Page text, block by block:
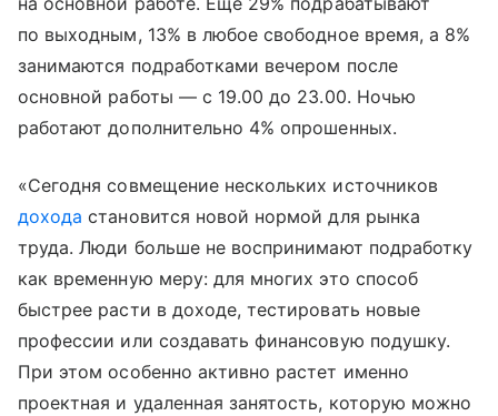
по выходным, 13% в любое свободное время, а 8%
занимаются подработками вечером после
основной работы — с 19.00 до 23.00. Ночью
работают дополнительно 4% опрошенных.
«Сегодня совмещение нескольких источников
дохода становится новой нормой для рынка
труда. Люди больше не воспринимают подработку
как временную меру: для многих это способ
быстрее расти в доходе, тестировать новые
профессии или создавать финансовую подушку.
При этом особенно активно растет именно
проектная и удаленная занятость, которую можно